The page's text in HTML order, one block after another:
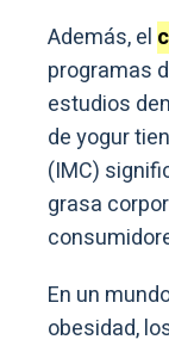
Además, el
programas
estudios
de yogur
(IMC)
grasa
En un
obesidad,